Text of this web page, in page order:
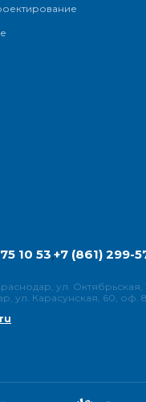
10 53,+7 (861) 299-
ул. Октябрьская,
ул. Карасунская, 60, оф.